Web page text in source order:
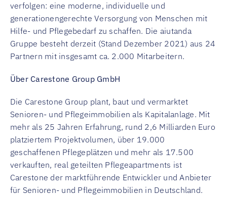
verfolgen: eine moderne, individuelle und
generationengerechte Versorgung von Menschen mit
Hilfe- und Pflegebedarf zu schaffen. Die aiutanda
Gruppe besteht derzeit (Stand Dezember 2021) aus 24
Partnern mit insgesamt ca. 2.000 Mitarbeitern.
Über Carestone Group GmbH
Die Carestone Group plant, baut und vermarktet
Senioren- und Pflegeimmobilien als Kapitalanlage. Mit
mehr als 25 Jahren Erfahrung, rund 2,6 Milliarden Euro
platziertem Projektvolumen, über 19.000
geschaffenen Pflegeplätzen und mehr als 17.500
verkauften, real geteilten Pflegeapartments ist
Carestone der marktführende Entwickler und Anbieter
für Senioren- und Pflegeimmobilien in Deutschland.